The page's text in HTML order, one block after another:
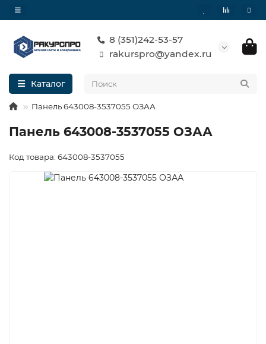
8 (351)242-53-57
rakurspro@yandex.ru
Каталог
Панель 643008-3537055 ОЗАА
Панель 643008-3537055 ОЗАА
Код товара: 643008-3537055